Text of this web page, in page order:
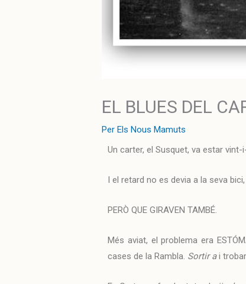
EL BLUES DEL
Per Els Nous Mamuts
Un carter, el Susquet, va estar
I el retard no es devia a la seva
PERÒ QUE GIRAVEN TAMBÉ.
Més aviat, el problema era
cases de la Rambla. Sortir ai